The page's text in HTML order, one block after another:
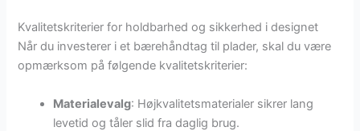
Kvalitetskriterier for holdbarhed og sikkerhed i designet
Når du investerer i et bærehåndtag til plader, skal du være
opmærksom på følgende kvalitetskriterier:
Materialevalg: Højkvalitetsmaterialer sikrer lang
levetid og tåler slid fra daglig brug.